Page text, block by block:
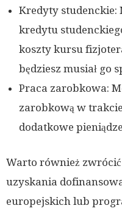
Kredyty studenckie:
kredytu
koszty kursu
będziesz musiał go
Praca zarobkowa:
zarobkową w
dodatkowe
Warto również
uzyskania
europejskich lub